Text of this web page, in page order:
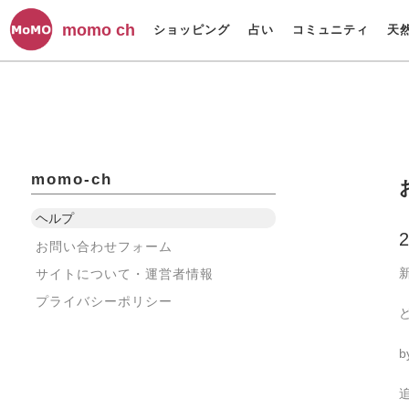
momo ch ショッピング 占い コミュニティ 天
momo-ch
ヘルプ
お問い合わせフォーム
サイトについて・運営者情報
プライバシーポリシー